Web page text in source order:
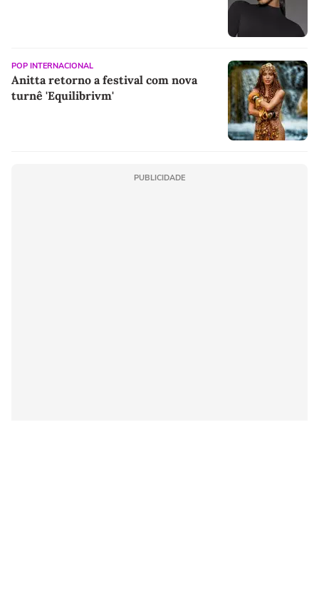
POP INTERNACIONAL
Anitta retorno a festival com nova
turnê 'Equilibrivm'
PUBLICIDADE